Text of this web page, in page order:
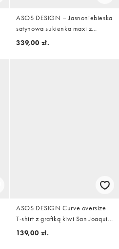
ASOS DESIGN – Jasnoniebieska
satynowa sukienka maxi z
peleryną
339,00 zł.
ASOS DESIGN Curve oversize
T-shirt z grafiką kiwi San Joaquin
w kolorze kremowym
139,00 zł.